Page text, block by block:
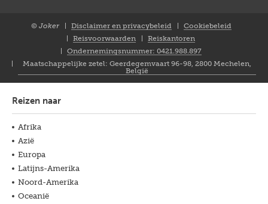
© Joker
Disclaimer en privacybeleid
Cookiebeleid
Reisvoorwaarden
Reiskantoren
Ondernemingsnummer: 0421.988.897
Maatschappelijke zetel: Geerdegemvaart 96-98, 2800 Mechelen,
België
Reizen naar
Afrika
Azië
Europa
Latijns-Amerika
Noord-Amerika
Oceanië